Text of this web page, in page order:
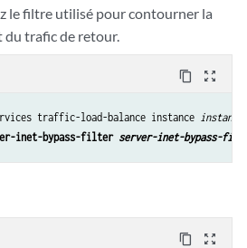
le filtre utilisé pour contourner la
du trafic de retour.
content_copy zoom_out_map
traffic-load-balance instance instance-
inet-bypass-filter server-inet-bypass-
content_copy zoom_out_map